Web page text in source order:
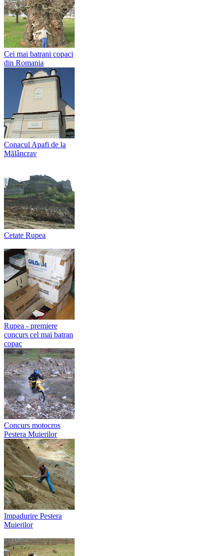
Cei mai batrani copaci
din Romania
Conacul Apafi de la
Mălâncrav
Cetate Rupea
Rupea - premiere
concurs cel mai batran
copac
Concurs motocros
Pestera Muierilor
Impadurire Pestera
Muierilor